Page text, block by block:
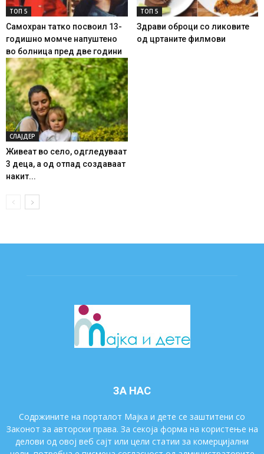
ТОП 5
Самохран татко посвоил 13-
годишно момче напуштено
во болница пред две години
ТОП 5
Здрави оброци со ликовите
од цртаните филмови
СЛАЈДЕР
Живеат во село, одгледуваат
3 деца, а од отпад создаваат
накит...
ЗА НАС
Содржините на порталот Мајка и дете се заштитени со
Законот за авторски права. За секоја форма на користење на
делови од овој веб сајт или цели статии за комерцијални